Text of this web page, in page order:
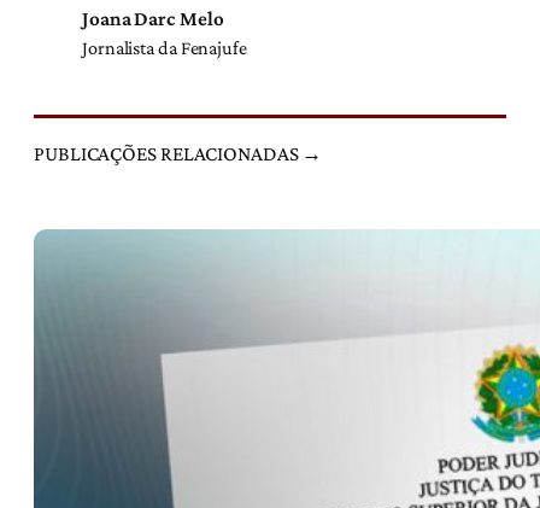
Joana Darc Melo
Jornalista da Fenajufe
PUBLICAÇÕES RELACIONADAS →